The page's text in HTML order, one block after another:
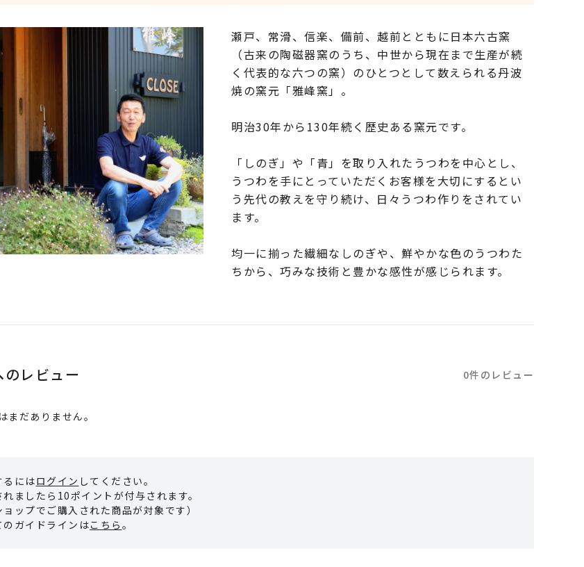
瀬戸、常滑、信楽、備前、越前とともに日本六古窯
（古来の陶磁器窯のうち、中世から現在まで生産が続
く代表的な六つの窯）のひとつとして数えられる丹波
焼の窯元「雅峰窯」。
明治30年から130年続く歴史ある窯元です。
「しのぎ」や「青」を取り入れたうつわを中心とし、
うつわを手にとっていただくお客様を大切にするとい
う先代の教えを守り続け、日々うつわ作りをされてい
ます。
均一に揃った繊細なしのぎや、鮮やかな色のうつわた
ちから、巧みな技術と豊かな感性が感じられます。
レビュー 0件のレビュー
まだありません。
るにはログイン してください。
ましたら10ポイントが付与されます。
ョップでご購入された商品が対象です）
ガイドラインはこちら 。